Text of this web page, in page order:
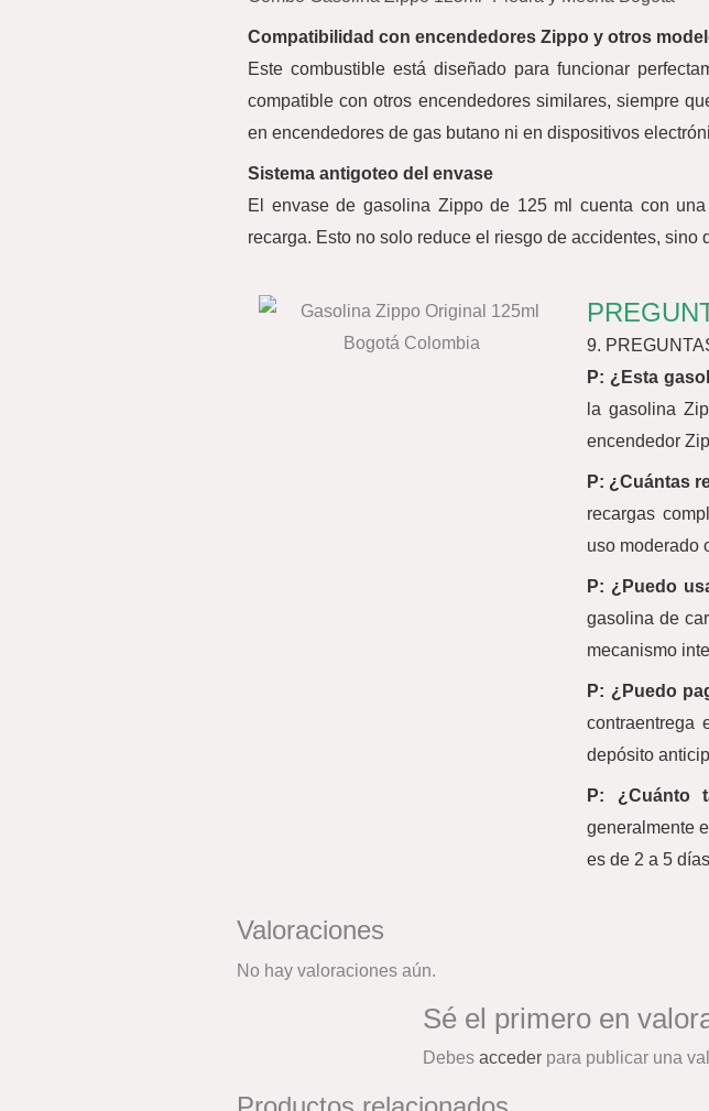
Compatibilidad con encendedores Zippo y otros
Este combustible está diseñado para funcionar
compatible con otros encendedores similares, siempre
en encendedores de gas butano ni en dispositivos
Sistema antigoteo del envase
El envase de gasolina Zippo de 125 ml cuenta con
recarga. Esto no solo reduce el riesgo de accidentes,
9.
P: ¿Esta
la gasolina
encendedor
P: ¿Cuántas
recargas
uso moderado
P: ¿Puedo
gasolina de
mecanismo
P: ¿Puedo
contraentrega
depósito
P: ¿Cuánto
generalmente
es de 2 a 5
Valoraciones
No hay valoraciones aún.
Sé el primero en
Debes acceder para publicar una